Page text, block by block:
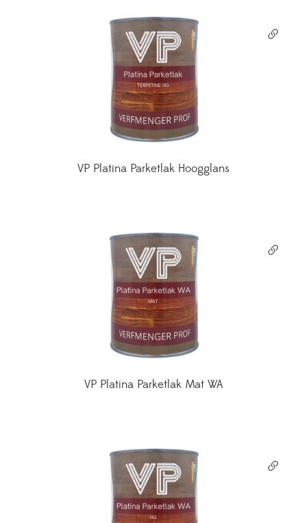
VP Platina Parketlak Hoogglans
VP Platina Parketlak Mat WA